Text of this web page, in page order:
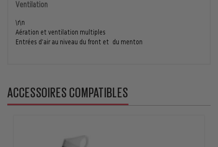
Ventilation
\r\n
Aération et ventilation multiples
Entrées d’air au niveau du front et du menton
ACCESSOIRES COMPATIBLES